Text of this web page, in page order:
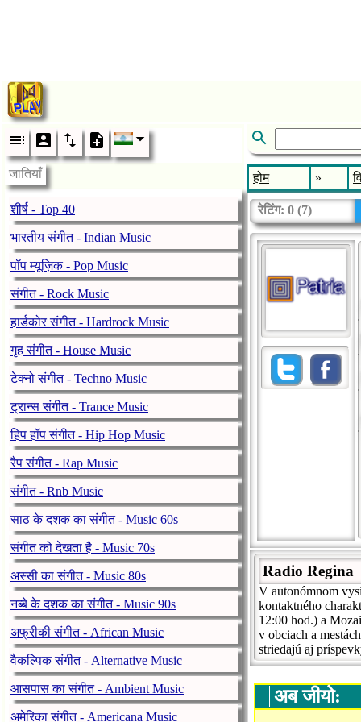
जातियाँ
शीर्ष - Top 40
भारतीय संगीत - Indian Music
पॉप म्यूज़िक - Pop Music
संगीत - Rock Music
हार्डकोर संगीत - Hardrock Music
गृह संगीत - House Music
टेक्नो संगीत - Techno Music
ट्रान्स संगीत - Trance Music
हिप हॉप संगीत - Hip Hop Music
रैप संगीत - Rap Music
संगीत - Rnb Music
साठ के दशक का संगीत - Music 60s
संगीत को देखता है - Music 70s
अस्सी का संगीत - Music 80s
नब्बे के दशक का संगीत - Music 90s
अफ्रीकी संगीत - African Music
वैकल्पिक संगीत - Alternative Music
आसपास का संगीत - Ambient Music
अमेरिका संगीत - Americana Music
होम »
रेटिंग: 0 (7)
Radio Regina
V autonómnom
kontaktného
12:00 hod.) a
v obciach a
striedajú aj
अब जीयो: